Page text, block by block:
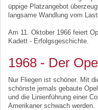
üppige Platzangebot
langsame Wandlung vom
Am 11. Oktober 1966 feiert
Kadett - Erfolgsgeschichte.
1968 - Der
Nur Fliegen ist schöner. Mit
schönste jemals gebaute
und die Linienführung einer
Amerikaner schwach werden.